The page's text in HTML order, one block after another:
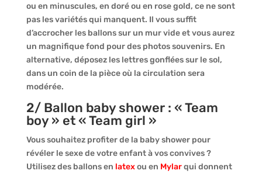
ou en minuscules, en doré ou en rose gold, ce ne sont
pas les variétés qui manquent. Il vous suffit
d’accrocher les ballons sur un mur vide et vous aurez
un magnifique fond pour des photos souvenirs. En
alternative, déposez les lettres gonflées sur le sol,
dans un coin de la pièce où la circulation sera
modérée.
2/ Ballon baby shower : « Team
boy » et « Team girl »
Vous souhaitez profiter de la baby shower pour
révéler le sexe de votre enfant à vos convives ?
Utilisez des ballons en latexou en Mylarqui donnent